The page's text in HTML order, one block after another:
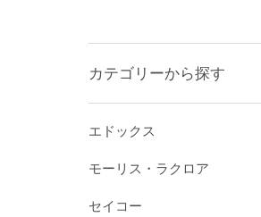
カテゴリーから探す
エドックス
モーリス・ラクロア
セイコー